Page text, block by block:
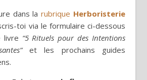
dans larubrique Herboristerie
toi via le formulaire ci-dessous
livre “5 Rituels pour des Intentions
et les prochains guides